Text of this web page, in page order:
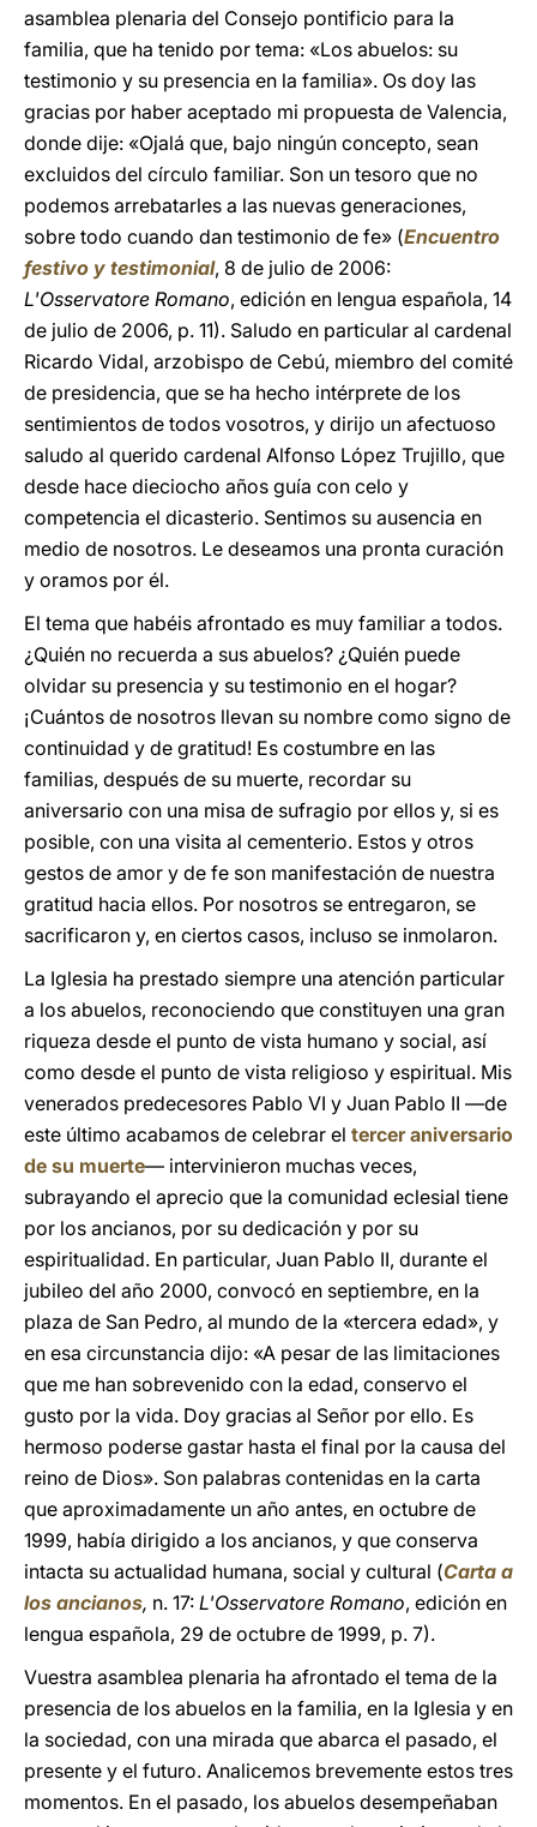
asamblea plenaria del Consejo pontificio para la
familia, que ha tenido por tema: «Los abuelos: su
testimonio y su presencia en la familia». Os doy las
gracias por haber aceptado mi propuesta de Valencia,
donde dije: «Ojalá que, bajo ningún concepto, sean
excluidos del círculo familiar. Son un tesoro que no
podemos arrebatarles a las nuevas generaciones,
sobre todo cuando dan testimonio de fe» (Encuentro
festivo y testimonial, 8 de julio de 2006:
L'Osservatore Romano, edición en lengua española, 14
de julio de 2006, p. 11). Saludo en particular al cardenal
Ricardo Vidal, arzobispo de Cebú, miembro del comité
de presidencia, que se ha hecho intérprete de los
sentimientos de todos vosotros, y dirijo un afectuoso
saludo al querido cardenal Alfonso López Trujillo, que
desde hace dieciocho años guía con celo y
competencia el dicasterio. Sentimos su ausencia en
medio de nosotros. Le deseamos una pronta curación
y oramos por él.
El tema que habéis afrontado es muy familiar a todos.
¿Quién no recuerda a sus abuelos? ¿Quién puede
olvidar su presencia y su testimonio en el hogar?
¡Cuántos de nosotros llevan su nombre como signo de
continuidad y de gratitud! Es costumbre en las
familias, después de su muerte, recordar su
aniversario con una misa de sufragio por ellos y, si es
posible, con una visita al cementerio. Estos y otros
gestos de amor y de fe son manifestación de nuestra
gratitud hacia ellos. Por nosotros se entregaron, se
sacrificaron y, en ciertos casos, incluso se inmolaron.
La Iglesia ha prestado siempre una atención particular
a los abuelos, reconociendo que constituyen una gran
riqueza desde el punto de vista humano y social, así
como desde el punto de vista religioso y espiritual. Mis
venerados predecesores Pablo VI y Juan Pablo II —de
este último acabamos de celebrar el tercer aniversario
de su muerte— intervinieron muchas veces,
subrayando el aprecio que la comunidad eclesial tiene
por los ancianos, por su dedicación y por su
espiritualidad. En particular, Juan Pablo II, durante el
jubileo del año 2000, convocó en septiembre, en la
plaza de San Pedro, al mundo de la «tercera edad», y
en esa circunstancia dijo: «A pesar de las limitaciones
que me han sobrevenido con la edad, conservo el
gusto por la vida. Doy gracias al Señor por ello. Es
hermoso poderse gastar hasta el final por la causa del
reino de Dios». Son palabras contenidas en la carta
que aproximadamente un año antes, en octubre de
1999, había dirigido a los ancianos, y que conserva
intacta su actualidad humana, social y cultural (Carta a
los ancianos, n. 17: L'Osservatore Romano, edición en
lengua española, 29 de octubre de 1999, p. 7).
Vuestra asamblea plenaria ha afrontado el tema de la
presencia de los abuelos en la familia, en la Iglesia y en
la sociedad, con una mirada que abarca el pasado, el
presente y el futuro. Analicemos brevemente estos tres
momentos. En el pasado, los abuelos desempeñaban